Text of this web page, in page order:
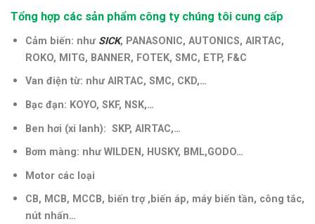
Tổng hợp các sản phẩm công ty chúng tôi cung cấp
Cảm biến: như SICK, PANASONIC, AUTONICS, AIRTAC,
ROKO, MITG, BANNER, FOTEK, SMC, ETP, F&C
Van điện từ: như AIRTAC, SMC, CKD,…
Bạc đạn: KOYO, SKF, NSK,…
Ben hơi (xi lanh): SKP, AIRTAC,…
Bơm màng: như WILDEN, HUSKY, BML,GODO…
Motor các loại
CB, MCB, MCCB, biến trợ ,biến áp, máy biến tần, công tắc,
nút nhấn…